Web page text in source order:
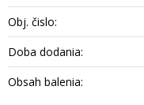
Obj. čislo:
Doba dodania:
Obsah balenia: